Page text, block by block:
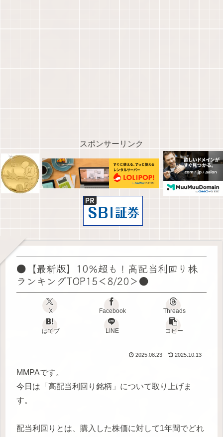
スポンサーリンク
●【最新版】10％超も！高配当利回り株
ランキングTOP15＜8/20＞●
X Facebook Threads
はてブ LINE コピー
2025.08.23 2025.10.13
MMPAです。
今日は「高配当利回り銘柄」について取り上げま
す。
配当利回りとは、購入した株価に対して1年間でどれ